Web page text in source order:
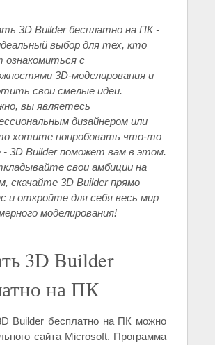
3D Builder бесплатно на ПК -
выбор для тех, кто
ознакомиться с
3D-моделирования и
свои смелые идеи.
вы являетесь
дизайнером или
хотите попробовать что-то
- 3D Builder поможет вам в этом.
свои амбиции на
скачайте 3D Builder прямо
и откройте для себя весь мир
моделирования!
3D Builder
на ПК
Builder бесплатно на ПК можно
сайта Microsoft. Программа